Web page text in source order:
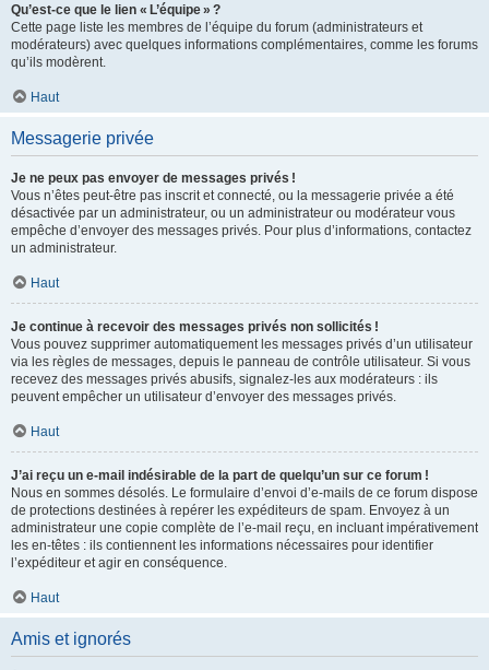
Qu’est-ce que le lien « L’équipe » ?
Cette page liste les membres de l’équipe du forum (administrateurs et
modérateurs) avec quelques informations complémentaires, comme les forums
qu’ils modèrent.
Haut
Messagerie privée
Je ne peux pas envoyer de messages privés !
Vous n’êtes peut-être pas inscrit et connecté, ou la messagerie privée a été
désactivée par un administrateur, ou un administrateur ou modérateur vous
empêche d’envoyer des messages privés. Pour plus d’informations, contactez
un administrateur.
Haut
Je continue à recevoir des messages privés non sollicités !
Vous pouvez supprimer automatiquement les messages privés d’un utilisateur
via les règles de messages, depuis le panneau de contrôle utilisateur. Si vous
recevez des messages privés abusifs, signalez-les aux modérateurs : ils
peuvent empêcher un utilisateur d’envoyer des messages privés.
Haut
J’ai reçu un e-mail indésirable de la part de quelqu’un sur ce forum !
Nous en sommes désolés. Le formulaire d’envoi d’e-mails de ce forum dispose
de protections destinées à repérer les expéditeurs de spam. Envoyez à un
administrateur une copie complète de l’e-mail reçu, en incluant impérativement
les en-têtes : ils contiennent les informations nécessaires pour identifier
l’expéditeur et agir en conséquence.
Haut
Amis et ignorés